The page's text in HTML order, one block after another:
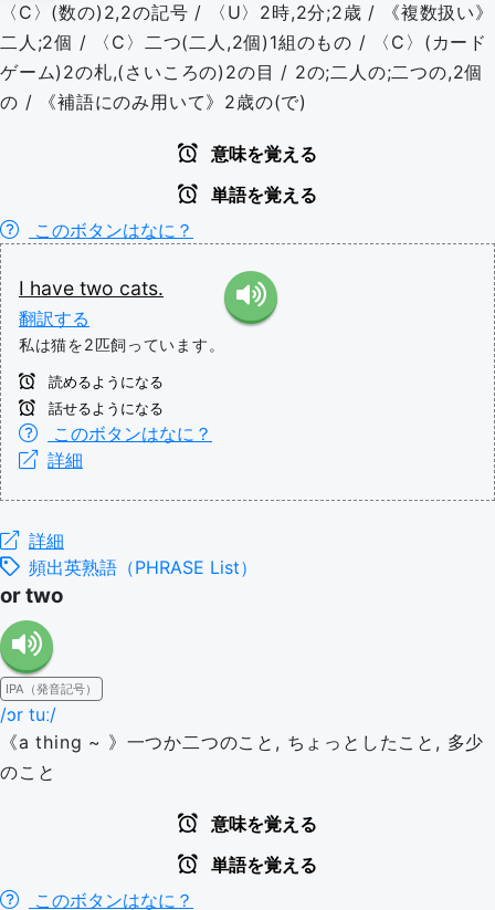
〈C〉(数の)2,2の記号 / 〈U〉2時,2分;2歳 / 《複数扱い》
二人;2個 / 〈C〉二つ(二人,2個)1組のもの / 〈C〉(カード
ゲーム)2の札,(さいころの)2の目 / 2の;二人の;二つの,2個
の / 《補語にのみ用いて》2歳の(で)
意味を覚える
単語を覚える
このボタンはなに？
I have two cats.
翻訳する
私は猫を2匹飼っています。
読めるようになる
話せるようになる
このボタンはなに？
詳細
詳細
頻出英熟語（PHRASE List）
or two
IPA（発音記号）
/ɔr tuː/
《a thing ~ 》一つか二つのこと, ちょっとしたこと, 多少
のこと
意味を覚える
単語を覚える
このボタンはなに？